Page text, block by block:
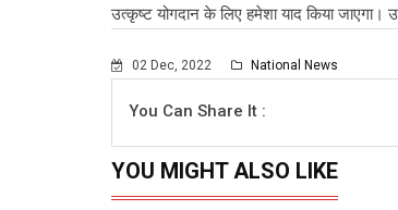
उत्कृष्ट योगदान के लिए हमेशा याद किया
02 Dec, 2022 National News
You Can Share It :
YOU MIGHT ALSO LIKE